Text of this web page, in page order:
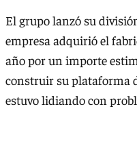
El grupo lanzó su
empresa adquirió el
año por un importe
construir su plataforma
estuvo lidiando con